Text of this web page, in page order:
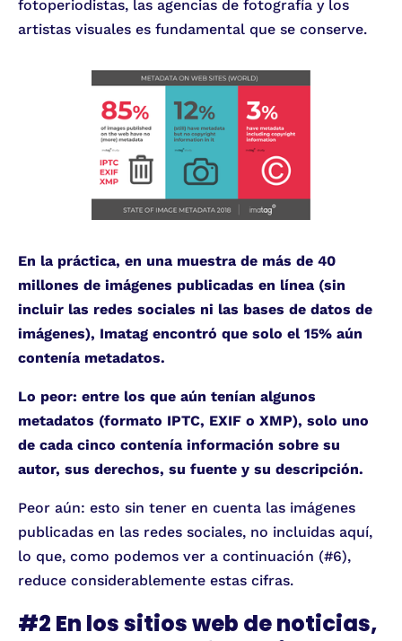
fotoperiodistas, las agencias de fotografía y los
artistas visuales es fundamental que se conserve.
En la práctica, en una muestra de más de 40
millones de imágenes publicadas en línea (sin
incluir las redes sociales ni las bases de datos de
imágenes), Imatag encontró que solo el 15% aún
contenía metadatos.
Lo peor: entre los que aún tenían algunos
metadatos (formato IPTC, EXIF o XMP), solo uno
de cada cinco contenía información sobre su
autor, sus derechos, su fuente y su descripción.
Peor aún: esto sin tener en cuenta las imágenes
publicadas en las redes sociales, no incluidas aquí,
lo que, como podemos ver a continuación (#6),
reduce considerablemente estas cifras.
#2 En los sitios web de noticias,